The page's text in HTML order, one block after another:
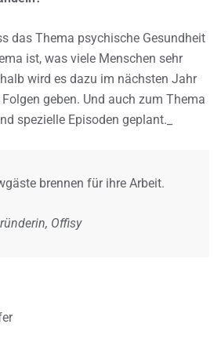
das Thema psychische Gesundheit
ist, was viele Menschen sehr
wird es dazu im nächsten Jahr
geben. Und auch zum Thema
spezielle Episoden geplant._
brennen für ihre Arbeit.
Offisy